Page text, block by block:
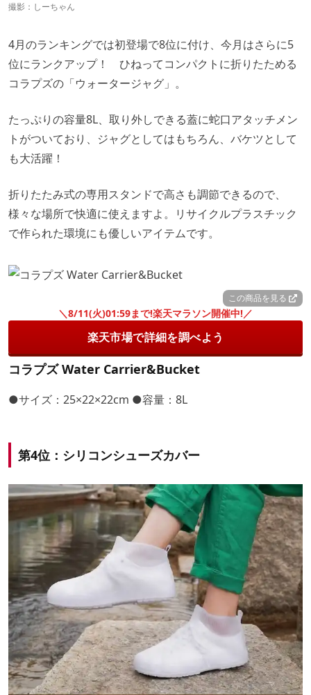
撮影： しーちゃん
4月のランキングでは初登場で8位に付け、今月はさらに5
位にランクアップ！ ひねってコンパクトに折りたためる
コラプズの「ウォータージャグ」。
たっぷりの容量8L、取り外しできる蓋に蛇口アタッチメン
トがついており、ジャグとしてはもちろん、バケツとして
も大活躍！
折りたたみ式の専用スタンドで高さも調節できるので、
様々な場所で快適に使えますよ。リサイクルプラスチック
で作られた環境にも優しいアイテムです。
この商品を見る
＼8/11(火)01:59まで!楽天マラソン開催中!／
楽天市場で詳細を調べよう
コラプズ Water Carrier&Bucket
●サイズ：25×22×22cm ●容量：8L
第4位：シリコンシューズカバー